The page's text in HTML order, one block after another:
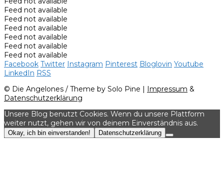
Feed not available
Feed not available
Feed not available
Feed not available
Feed not available
Feed not available
Facebook Twitter Instagram Pinterest Bloglovin Youtube
LinkedIn RSS
© Die Angelones / Theme by Solo Pine | Impressum &
Datenschutzerklärung
Unsere Blog benutzt Cookies. Wenn du unsere Plattform
weiter nutzt, gehen wir von deinem Einverständnis aus.
Okay, ich bin einverstanden! Datenschutzerklärung